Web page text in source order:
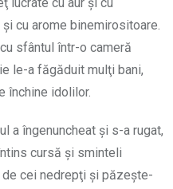
cu arome binemirositoare.
sfântul într-o cameră
le-a făgăduit mulţi bani,
închine idolilor.
a îngenuncheat şi s-a rugat,
cursă şi sminteli
cei nedrepţi şi păzeşte-